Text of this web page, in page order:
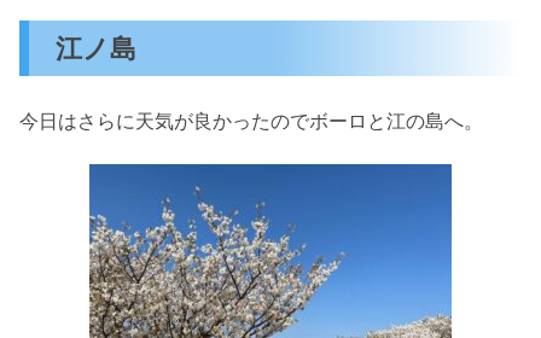
江ノ島
今日はさらに天気が良かったのでボーロと江の島へ。